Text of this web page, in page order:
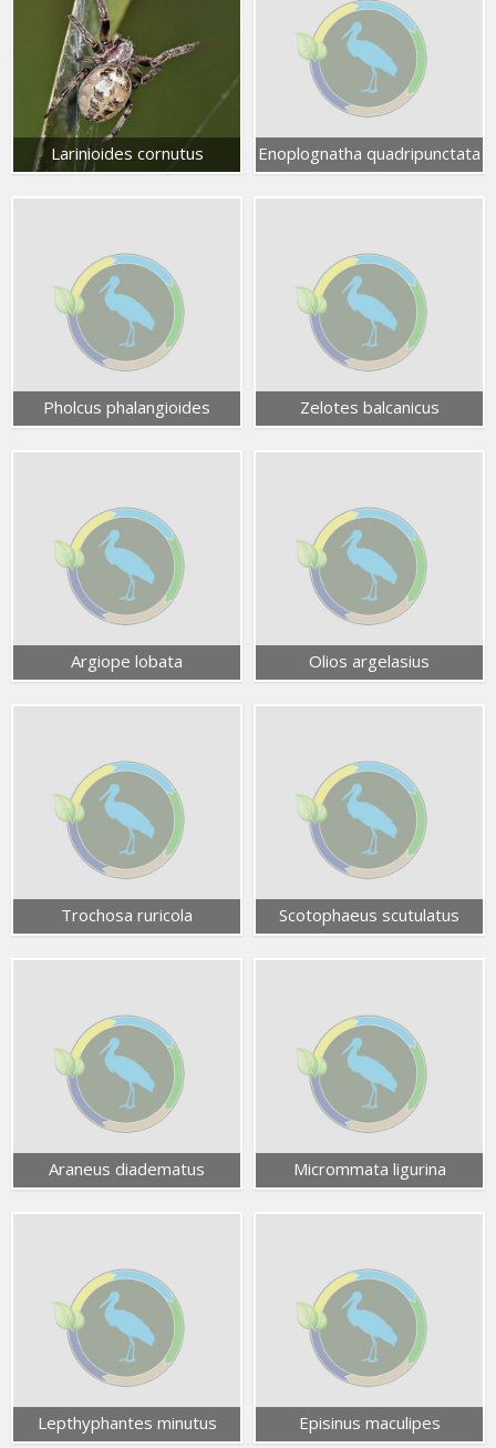
Larinioides cornutus Enoplognatha quadripunctata
Pholcus phalangioides Zelotes balcanicus
Argiope lobata Olios argelasius
Trochosa ruricola Scotophaeus scutulatus
Araneus diadematus Micrommata ligurina
Lepthyphantes minutus Episinus maculipes